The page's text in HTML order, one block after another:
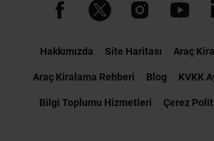
Hakkımızda Site Haritası Araç
Araç Kiralama Rehberi Blog KVKK
Bilgi Toplumu Hizmetleri Çerez